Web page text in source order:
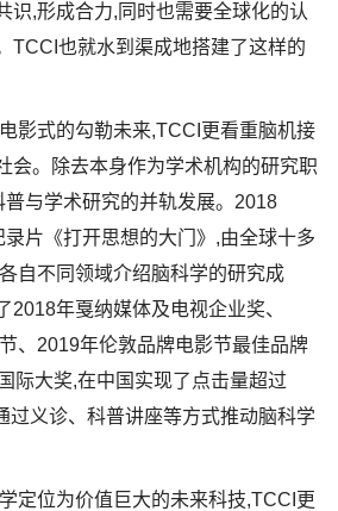
识,形成合力,同时也需要全球化的认
TCCI也就水到渠成地搭建了这样的
影式的勾勒未来,TCCI更看重脑机接
会。除去本身作为学术机构的研究职
与学术研究的并轨发展。2018
片《打开思想的大门》,由全球十多
自不同领域介绍脑科学的研究成
2018年戛纳媒体及电视企业奖、
、2019年伦敦品牌电影节最佳品牌
际大奖,在中国实现了点击量超过
过义诊、科普讲座等方式推动脑科学
定位为价值巨大的未来科技,TCCI更